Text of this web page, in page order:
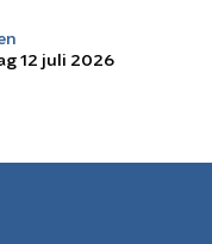
12 juli 2026